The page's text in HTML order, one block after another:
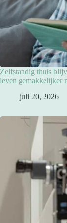
Zelfstandig thuis
leven gemakkelijker
juli 20, 2026